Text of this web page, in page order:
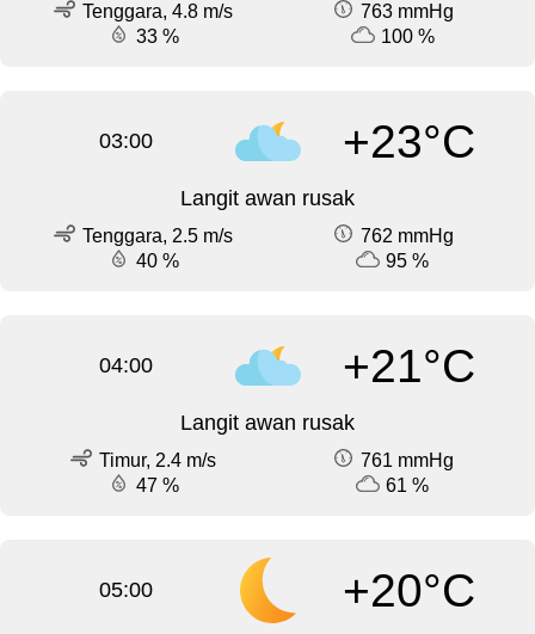
Tenggara, 4.8 m/s
763 mmHg
33 %
100 %
03:00 +23°C
Langit awan rusak
Tenggara, 2.5 m/s
762 mmHg
40 %
95 %
04:00 +21°C
Langit awan rusak
Timur, 2.4 m/s
761 mmHg
47 %
61 %
05:00 +20°C